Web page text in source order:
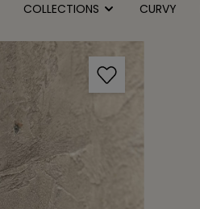
COLLECTIONS CURVY